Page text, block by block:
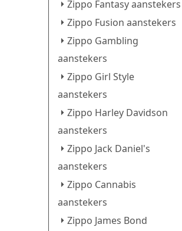
Zippo Fantasy aanstekers
Zippo Fusion aanstekers
Zippo Gambling
aanstekers
Zippo Girl Style
aanstekers
Zippo Harley Davidson
aanstekers
Zippo Jack Daniel's
aanstekers
Zippo Cannabis
aanstekers
Zippo James Bond